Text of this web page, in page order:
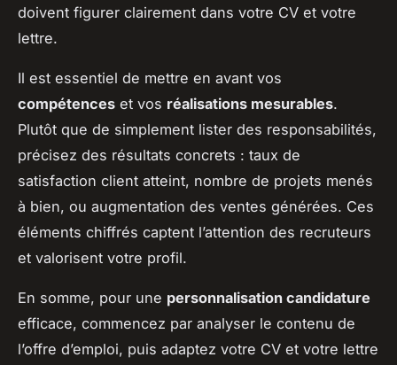
doivent figurer clairement dans votre CV et votre
lettre.
Il est essentiel de mettre en avant vos
compétences et vos réalisations mesurables.
Plutôt que de simplement lister des responsabilités,
précisez des résultats concrets : taux de
satisfaction client atteint, nombre de projets menés
à bien, ou augmentation des ventes générées. Ces
éléments chiffrés captent l’attention des recruteurs
et valorisent votre profil.
En somme, pour une personnalisation candidature
efficace, commencez par analyser le contenu de
l’offre d’emploi, puis adaptez votre CV et votre lettre